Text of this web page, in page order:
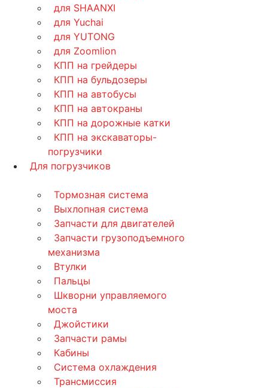
для SHAANXI
для Yuchai
для YUTONG
для Zoomlion
КПП на грейдеры
КПП на бульдозеры
КПП на автобусы
КПП на автокраны
КПП на дорожные катки
КПП на экскаваторы-
погрузчики
Для погрузчиков
Тормозная система
Выхлопная система
Запчасти для двигателей
Запчасти грузоподъемного
механизма
Втулки
Пальцы
Шкворни управляемого
моста
Джойстики
Запчасти рамы
Кабины
Система охлаждения
Трансмиссия